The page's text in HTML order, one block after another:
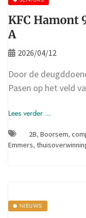
KFC Hamont
A
2026/04/12
Door de
Pasen op het veld
Lees verder ...
2B, Boorsem,
Emmers,
NIEUWS